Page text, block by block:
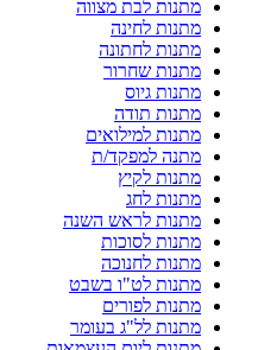
מתנות לבת מצווה
מתנות לחינה
מתנות לחתונה
מתנות שחרור
מתנות גיוס
מתנות תודה
מתנות למילואים
מתנה למפקד/ת
מתנות לקיץ
מתנות לחג
מתנות לראש השנה
מתנות לסוכות
מתנות לחנוכה
מתנות לט"ו בשבט
מתנות לפורים
מתנות לל"ג בעומר